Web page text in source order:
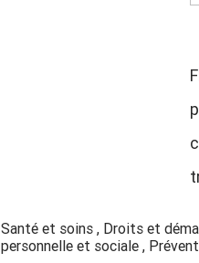
Santé et soins , Droits et
personnelle et sociale ,